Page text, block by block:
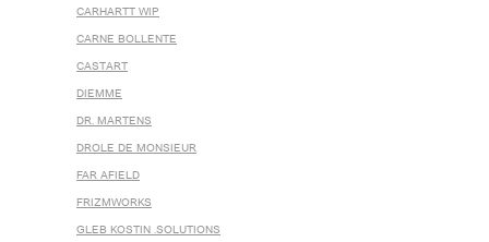
CARHARTT WIP
CARNE BOLLENTE
CASTART
DIEMME
DR. MARTENS
DROLE DE MONSIEUR
FAR AFIELD
FRIZMWORKS
GLEB KOSTIN .SOLUTIONS